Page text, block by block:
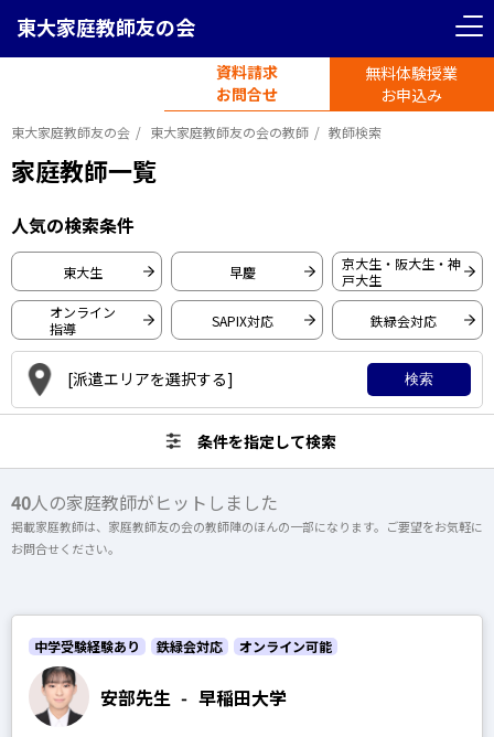
東大家庭教師友の会
資料請求
お問合せ
無料体験授業
お申込み
＜ 戻る
東京大学
早稲田大学
慶應義塾大学
一橋大学
京都大学
神戸大学
桜蔭高等学校
女子学院高等学校
筑波大学附属駒場高等学校
東大家庭教師友の会 東大家庭教師友の会の教師 教師検索
家庭教師一覧
人気の検索条件
東大生 早慶
京大生・阪大生・神
戸大生
オンライン
指導
SAPIX対応 鉄緑会対応
[派遣エリアを選択する] 検索
条件を指定して検索
40人の家庭教師がヒットしました
掲載家庭教師は、家庭教師友の会の教師陣のほんの一部になります。ご要望をお気軽に
お問合せください。
安部先生 - 早稲田大学
中学受験経験あり 鉄緑会対応 オンライン可能
＜ 戻る リセット
東京都 神奈川県
埼玉県
関西圏エリア
大阪府 京都府
上記以外のエリア（海外含む）はオンライン指導で対応可能です
選択する